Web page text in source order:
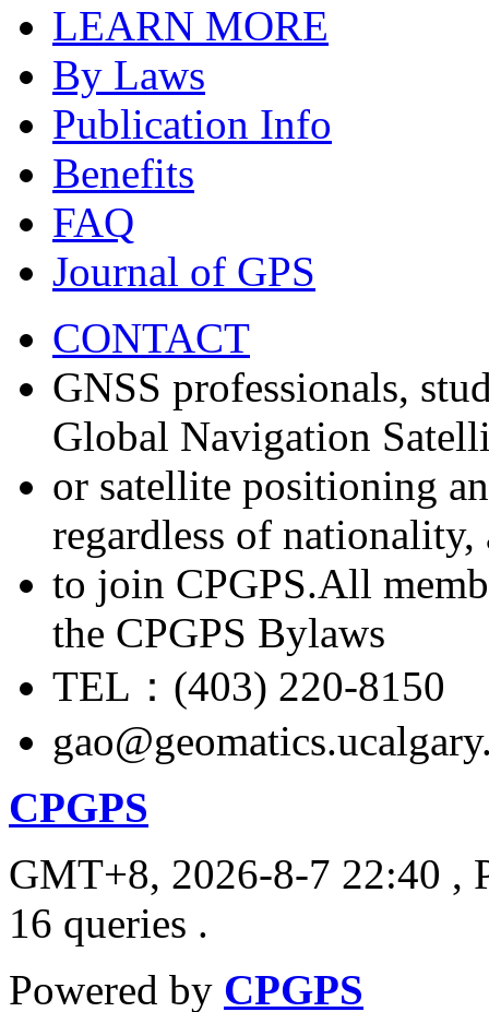
LEARN MORE
By Laws
Publication Info
Benefits
FAQ
Journal of GPS
CONTACT
GNSS professionals,
Global Navigation
or satellite positioning
regardless of nationality,
to join CPGPS.All
the CPGPS Bylaws
TEL：(403) 220-8150
CPGPS
GMT+8, 2026-8-7 22:40 ,
16 queries .
Powered by CPGPS